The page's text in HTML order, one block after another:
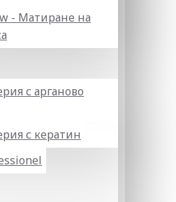
- Матиране на
с арганово
с кератин